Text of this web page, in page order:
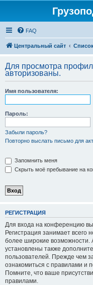
FAQ
Центральный сайт
Для просмотра
авторизованы.
Имя пользователя:
Пароль:
Забыли пароль?
Повторно выслать письмо для
Запомнить меня
Скрыть моё пребывание на
РЕГИСТРАЦИЯ
Для входа на конференцию
Регистрация занимает всего
более широкие возможности.
установлены также
пользователей. Прежде чем
ознакомиться с правилами и
Помните, что ваше
правилами.